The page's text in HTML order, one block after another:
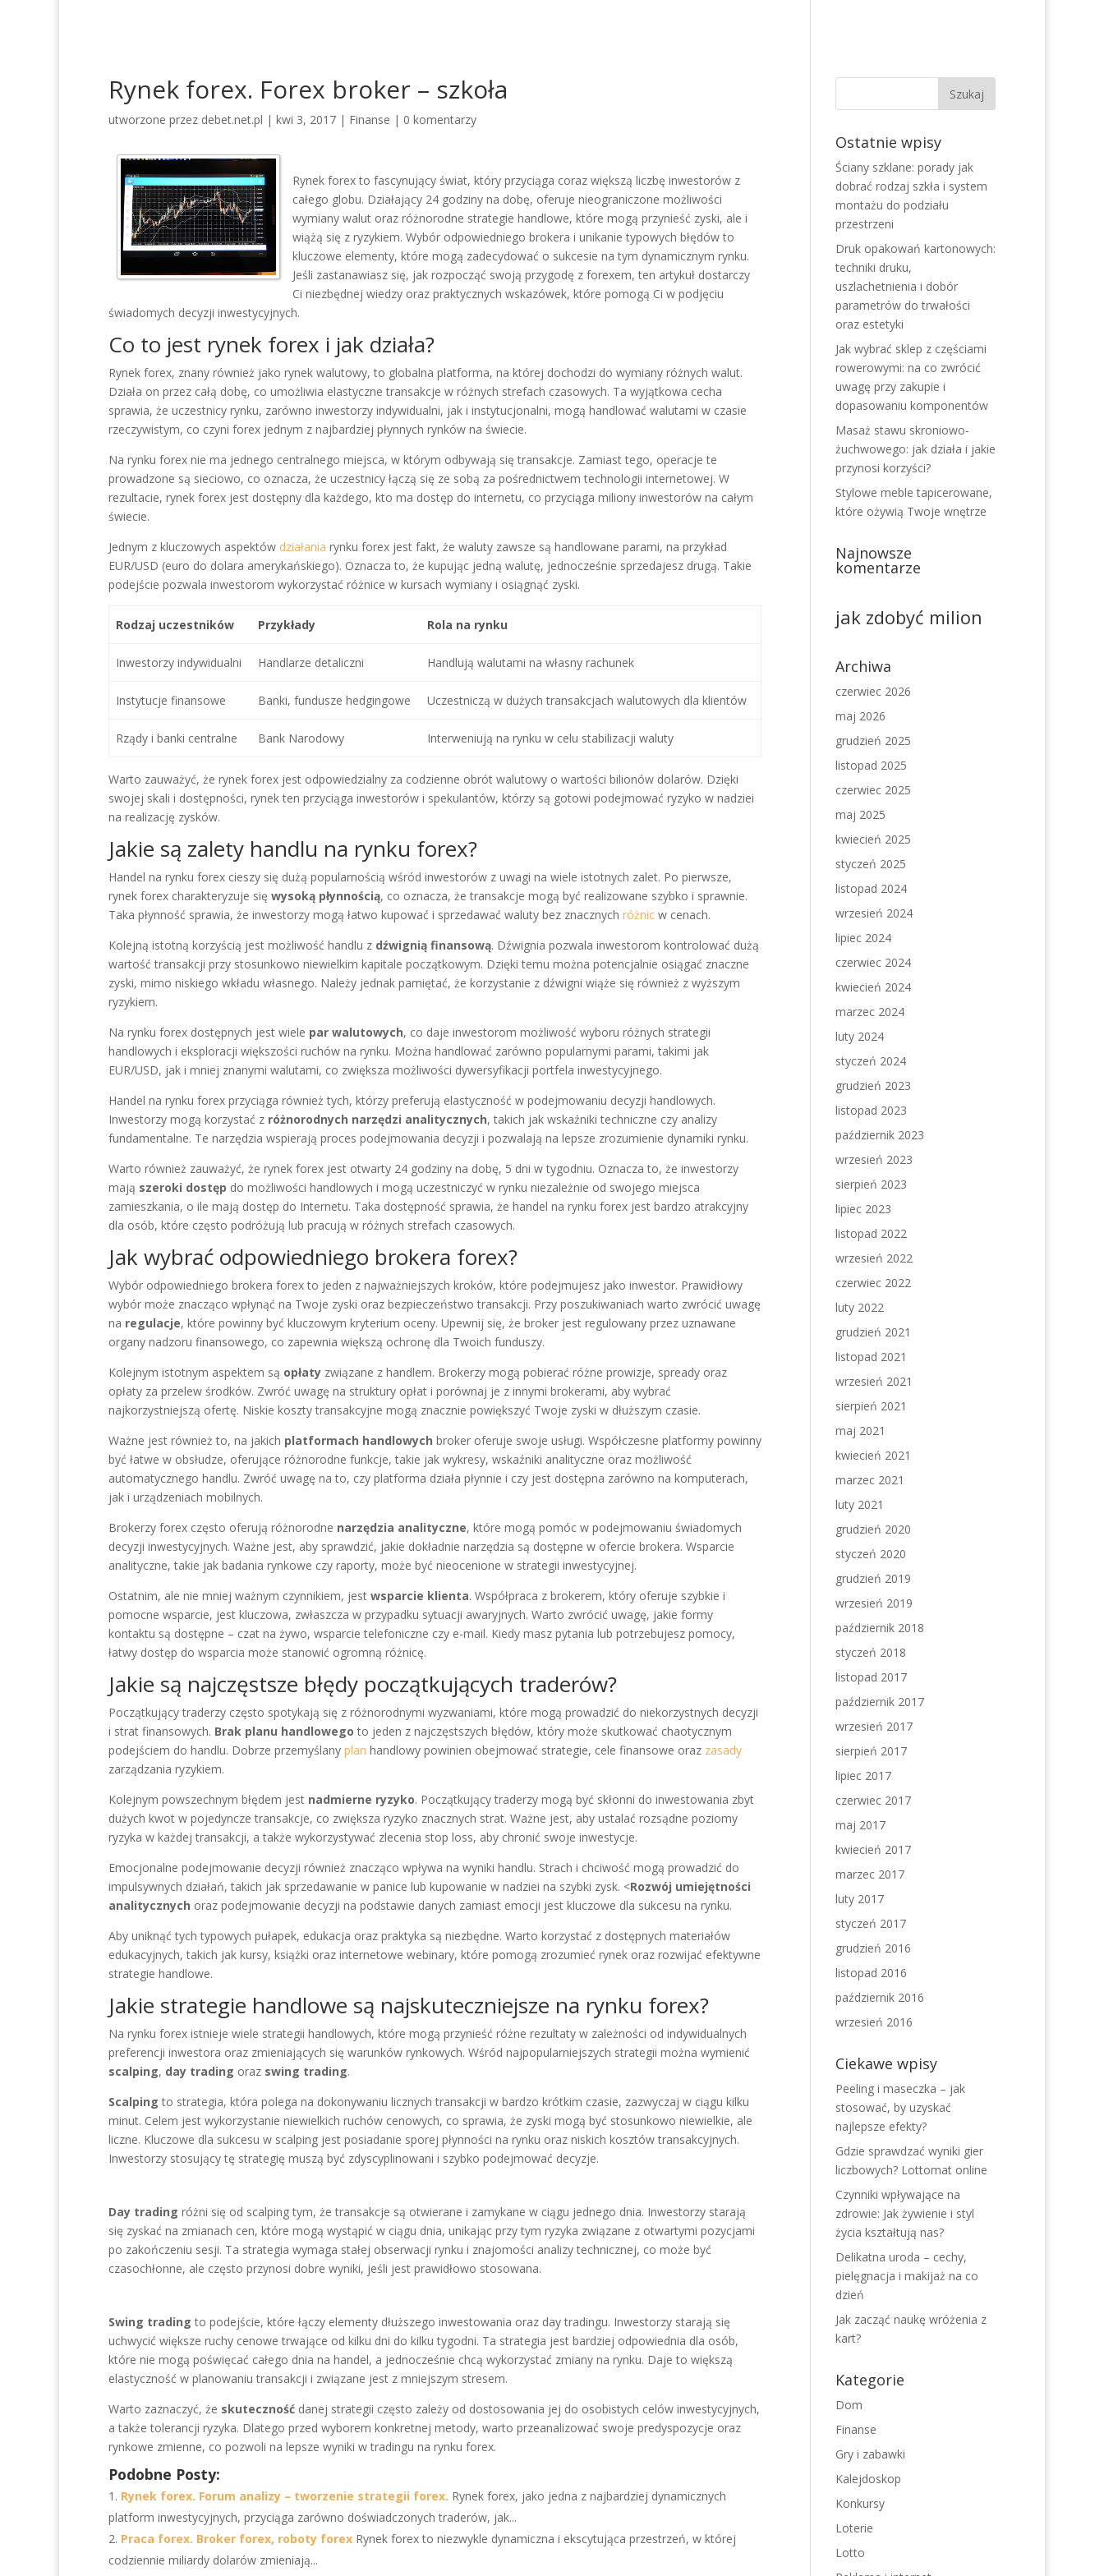
Rynek forex. Forex broker – szkoła
utworzone przez debet.net.pl | kwi 3, 2017 | Finanse | 0 komentarzy
Rynek forex to fascynujący świat, który przyciąga coraz większą liczbę inwestorów z
całego globu. Działający 24 godziny na dobę, oferuje nieograniczone możliwości
wymiany walut oraz różnorodne strategie handlowe, które mogą przynieść zyski, ale i
wiążą się z ryzykiem. Wybór odpowiedniego brokera i unikanie typowych błędów to
kluczowe elementy, które mogą zadecydować o sukcesie na tym dynamicznym rynku.
Jeśli zastanawiasz się, jak rozpocząć swoją przygodę z forexem, ten artykuł dostarczy
Ci niezbędnej wiedzy oraz praktycznych wskazówek, które pomogą Ci w podjęciu
świadomych decyzji inwestycyjnych.
Co to jest rynek forex i jak działa?
Rynek forex, znany również jako rynek walutowy, to globalna platforma, na której dochodzi do wymiany różnych walut.
Działa on przez całą dobę, co umożliwia elastyczne transakcje w różnych strefach czasowych. Ta wyjątkowa cecha
sprawia, że uczestnicy rynku, zarówno inwestorzy indywidualni, jak i instytucjonalni, mogą handlować walutami w czasie
rzeczywistym, co czyni forex jednym z najbardziej płynnych rynków na świecie.
Na rynku forex nie ma jednego centralnego miejsca, w którym odbywają się transakcje. Zamiast tego, operacje te
prowadzone są sieciowo, co oznacza, że uczestnicy łączą się ze sobą za pośrednictwem technologii internetowej. W
rezultacie, rynek forex jest dostępny dla każdego, kto ma dostęp do internetu, co przyciąga miliony inwestorów na całym
świecie.
Jednym z kluczowych aspektów działania rynku forex jest fakt, że waluty zawsze są handlowane parami, na przykład
EUR/USD (euro do dolara amerykańskiego). Oznacza to, że kupując jedną walutę, jednocześnie sprzedajesz drugą. Takie
podejście pozwala inwestorom wykorzystać różnice w kursach wymiany i osiągnąć zyski.
Rodzaj uczestników Przykłady Rola na rynku
Inwestorzy indywidualni Handlarze detaliczni Handlują walutami na własny rachunek
Instytucje finansowe Banki, fundusze hedgingowe Uczestniczą w dużych transakcjach walutowych dla klientów
Rządy i banki centralne Bank Narodowy Interweniują na rynku w celu stabilizacji waluty
Warto zauważyć, że rynek forex jest odpowiedzialny za codzienne obrót walutowy o wartości bilionów dolarów. Dzięki
swojej skali i dostępności, rynek ten przyciąga inwestorów i spekulantów, którzy są gotowi podejmować ryzyko w nadziei
na realizację zysków.
Jakie są zalety handlu na rynku forex?
Handel na rynku forex cieszy się dużą popularnością wśród inwestorów z uwagi na wiele istotnych zalet. Po pierwsze,
rynek forex charakteryzuje się wysoką płynnością, co oznacza, że transakcje mogą być realizowane szybko i sprawnie.
Taka płynność sprawia, że inwestorzy mogą łatwo kupować i sprzedawać waluty bez znacznych różnic w cenach.
Kolejną istotną korzyścią jest możliwość handlu z dźwignią finansową. Dźwignia pozwala inwestorom kontrolować dużą
wartość transakcji przy stosunkowo niewielkim kapitale początkowym. Dzięki temu można potencjalnie osiągać znaczne
zyski, mimo niskiego wkładu własnego. Należy jednak pamiętać, że korzystanie z dźwigni wiąże się również z wyższym
ryzykiem.
Na rynku forex dostępnych jest wiele par walutowych, co daje inwestorom możliwość wyboru różnych strategii
handlowych i eksploracji większości ruchów na rynku. Można handlować zarówno popularnymi parami, takimi jak
EUR/USD, jak i mniej znanymi walutami, co zwiększa możliwości dywersyfikacji portfela inwestycyjnego.
Handel na rynku forex przyciąga również tych, którzy preferują elastyczność w podejmowaniu decyzji handlowych.
Inwestorzy mogą korzystać z różnorodnych narzędzi analitycznych, takich jak wskaźniki techniczne czy analizy
fundamentalne. Te narzędzia wspierają proces podejmowania decyzji i pozwalają na lepsze zrozumienie dynamiki rynku.
Warto również zauważyć, że rynek forex jest otwarty 24 godziny na dobę, 5 dni w tygodniu. Oznacza to, że inwestorzy
mają szeroki dostęp do możliwości handlowych i mogą uczestniczyć w rynku niezależnie od swojego miejsca
zamieszkania, o ile mają dostęp do Internetu. Taka dostępność sprawia, że handel na rynku forex jest bardzo atrakcyjny
dla osób, które często podróżują lub pracują w różnych strefach czasowych.
Jak wybrać odpowiedniego brokera forex?
Wybór odpowiedniego brokera forex to jeden z najważniejszych kroków, które podejmujesz jako inwestor. Prawidłowy
wybór może znacząco wpłynąć na Twoje zyski oraz bezpieczeństwo transakcji. Przy poszukiwaniach warto zwrócić uwagę
na regulacje, które powinny być kluczowym kryterium oceny. Upewnij się, że broker jest regulowany przez uznawane
organy nadzoru finansowego, co zapewnia większą ochronę dla Twoich funduszy.
Kolejnym istotnym aspektem są opłaty związane z handlem. Brokerzy mogą pobierać różne prowizje, spready oraz
opłaty za przelew środków. Zwróć uwagę na struktury opłat i porównaj je z innymi brokerami, aby wybrać
najkorzystniejszą ofertę. Niskie koszty transakcyjne mogą znacznie powiększyć Twoje zyski w dłuższym czasie.
Ważne jest również to, na jakich platformach handlowych broker oferuje swoje usługi. Współczesne platformy powinny
być łatwe w obsłudze, oferujące różnorodne funkcje, takie jak wykresy, wskaźniki analityczne oraz możliwość
automatycznego handlu. Zwróć uwagę na to, czy platforma działa płynnie i czy jest dostępna zarówno na komputerach,
jak i urządzeniach mobilnych.
Brokerzy forex często oferują różnorodne narzędzia analityczne, które mogą pomóc w podejmowaniu świadomych
decyzji inwestycyjnych. Ważne jest, aby sprawdzić, jakie dokładnie narzędzia są dostępne w ofercie brokera. Wsparcie
analityczne, takie jak badania rynkowe czy raporty, może być nieocenione w strategii inwestycyjnej.
Ostatnim, ale nie mniej ważnym czynnikiem, jest wsparcie klienta. Współpraca z brokerem, który oferuje szybkie i
pomocne wsparcie, jest kluczowa, zwłaszcza w przypadku sytuacji awaryjnych. Warto zwrócić uwagę, jakie formy
kontaktu są dostępne – czat na żywo, wsparcie telefoniczne czy e-mail. Kiedy masz pytania lub potrzebujesz pomocy,
łatwy dostęp do wsparcia może stanowić ogromną różnicę.
Jakie są najczęstsze błędy początkujących traderów?
Początkujący traderzy często spotykają się z różnorodnymi wyzwaniami, które mogą prowadzić do niekorzystnych decyzji
i strat finansowych. Brak planu handlowego to jeden z najczęstszych błędów, który może skutkować chaotycznym
podejściem do handlu. Dobrze przemyślany plan handlowy powinien obejmować strategie, cele finansowe oraz zasady
zarządzania ryzykiem.
Kolejnym powszechnym błędem jest nadmierne ryzyko. Początkujący traderzy mogą być skłonni do inwestowania zbyt
dużych kwot w pojedyncze transakcje, co zwiększa ryzyko znacznych strat. Ważne jest, aby ustalać rozsądne poziomy
ryzyka w każdej transakcji, a także wykorzystywać zlecenia stop loss, aby chronić swoje inwestycje.
Emocjonalne podejmowanie decyzji również znacząco wpływa na wyniki handlu. Strach i chciwość mogą prowadzić do
impulsywnych działań, takich jak sprzedawanie w panice lub kupowanie w nadziei na szybki zysk. <Rozwój umiejętności
analitycznych oraz podejmowanie decyzji na podstawie danych zamiast emocji jest kluczowe dla sukcesu na rynku.
Aby uniknąć tych typowych pułapek, edukacja oraz praktyka są niezbędne. Warto korzystać z dostępnych materiałów
edukacyjnych, takich jak kursy, książki oraz internetowe webinary, które pomogą zrozumieć rynek oraz rozwijać efektywne
strategie handlowe.
Jakie strategie handlowe są najskuteczniejsze na rynku forex?
Na rynku forex istnieje wiele strategii handlowych, które mogą przynieść różne rezultaty w zależności od indywidualnych
preferencji inwestora oraz zmieniających się warunków rynkowych. Wśród najpopularniejszych strategii można wymienić
scalping, day trading oraz swing trading.
Scalping to strategia, która polega na dokonywaniu licznych transakcji w bardzo krótkim czasie, zazwyczaj w ciągu kilku
minut. Celem jest wykorzystanie niewielkich ruchów cenowych, co sprawia, że zyski mogą być stosunkowo niewielkie, ale
liczne. Kluczowe dla sukcesu w scalping jest posiadanie sporej płynności na rynku oraz niskich kosztów transakcyjnych.
Inwestorzy stosujący tę strategię muszą być zdyscyplinowani i szybko podejmować decyzje.
Day trading różni się od scalping tym, że transakcje są otwierane i zamykane w ciągu jednego dnia. Inwestorzy starają
się zyskać na zmianach cen, które mogą wystąpić w ciągu dnia, unikając przy tym ryzyka związane z otwartymi pozycjami
po zakończeniu sesji. Ta strategia wymaga stałej obserwacji rynku i znajomości analizy technicznej, co może być
czasochłonne, ale często przynosi dobre wyniki, jeśli jest prawidłowo stosowana.
Swing trading to podejście, które łączy elementy dłuższego inwestowania oraz day tradingu. Inwestorzy starają się
uchwycić większe ruchy cenowe trwające od kilku dni do kilku tygodni. Ta strategia jest bardziej odpowiednia dla osób,
które nie mogą poświęcać całego dnia na handel, a jednocześnie chcą wykorzystać zmiany na rynku. Daje to większą
elastyczność w planowaniu transakcji i związane jest z mniejszym stresem.
Warto zaznaczyć, że skuteczność danej strategii często zależy od dostosowania jej do osobistych celów inwestycyjnych,
a także tolerancji ryzyka. Dlatego przed wyborem konkretnej metody, warto przeanalizować swoje predyspozycje oraz
rynkowe zmienne, co pozwoli na lepsze wyniki w tradingu na rynku forex.
Podobne Posty:
Rynek forex. Forum analizy – tworzenie strategii forex. Rynek forex, jako jedna z najbardziej dynamicznych
platform inwestycyjnych, przyciąga zarówno doświadczonych traderów, jak...
Praca forex. Broker forex, roboty forex Rynek forex to niezwykle dynamiczna i ekscytująca przestrzeń, w której
codziennie miliardy dolarów zmieniają...
Ostatnie wpisy
Ściany szklane: porady jak
dobrać rodzaj szkła i system
montażu do podziału
przestrzeni
Druk opakowań kartonowych:
techniki druku,
uszlachetnienia i dobór
parametrów do trwałości
oraz estetyki
Jak wybrać sklep z częściami
rowerowymi: na co zwrócić
uwagę przy zakupie i
dopasowaniu komponentów
Masaż stawu skroniowo-
żuchwowego: jak działa i jakie
przynosi korzyści?
Stylowe meble tapicerowane,
które ożywią Twoje wnętrze
Najnowsze
komentarze
jak zdobyć milion
Archiwa
czerwiec 2026
maj 2026
grudzień 2025
listopad 2025
czerwiec 2025
maj 2025
kwiecień 2025
styczeń 2025
listopad 2024
wrzesień 2024
lipiec 2024
czerwiec 2024
kwiecień 2024
marzec 2024
luty 2024
styczeń 2024
grudzień 2023
listopad 2023
październik 2023
wrzesień 2023
sierpień 2023
lipiec 2023
listopad 2022
wrzesień 2022
czerwiec 2022
luty 2022
grudzień 2021
listopad 2021
wrzesień 2021
sierpień 2021
maj 2021
kwiecień 2021
marzec 2021
luty 2021
grudzień 2020
styczeń 2020
grudzień 2019
wrzesień 2019
październik 2018
styczeń 2018
listopad 2017
październik 2017
wrzesień 2017
sierpień 2017
lipiec 2017
czerwiec 2017
maj 2017
kwiecień 2017
marzec 2017
luty 2017
styczeń 2017
grudzień 2016
listopad 2016
październik 2016
wrzesień 2016
Ciekawe wpisy
Peeling i maseczka – jak
stosować, by uzyskać
najlepsze efekty?
Gdzie sprawdzać wyniki gier
liczbowych? Lottomat online
Czynniki wpływające na
zdrowie: Jak żywienie i styl
życia kształtują nas?
Delikatna uroda – cechy,
pielęgnacja i makijaż na co
dzień
Jak zacząć naukę wróżenia z
kart?
Kategorie
Dom
Finanse
Gry i zabawki
Kalejdoskop
Konkursy
Loterie
Lotto